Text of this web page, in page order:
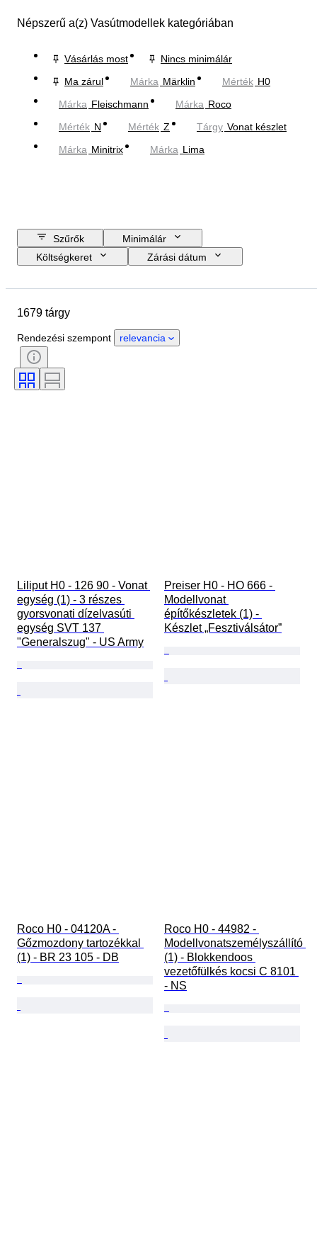
Népszerű a(z) Vasútmodellek kategóriában
Vásárlás most
Nincs minimálár
Ma zárul
Márka Märklin Mérték H0
Márka Fleischmann Márka Roco
Mérték N Mérték Z Tárgy Vonat készlet
Márka Minitrix Márka Lima
Szűrők
Minimálár
Költségkeret
Zárási dátum
Állapot
Szín
Kontroll
Tápegység
Vasúti társaság
1679 tárgy
Rendezési szempont relevancia
Liliput H0 - 126 90 - Vonat
egység (1) - 3 részes
gyorsvonati dízelvasúti
egység SVT 137
"Generalszug" - US Army
Preiser H0 - HO 666 -
Modellvonat
építőkészletek (1) -
Készlet „Fesztiválsátor”
Roco H0 - 04120A -
Gőzmozdony tartozékkal
(1) - BR 23 105 - DB
Roco H0 - 44982 -
Modellvonatszemélyszállító
(1) - Blokkendoos
vezetőfülkés kocsi C 8101
- NS